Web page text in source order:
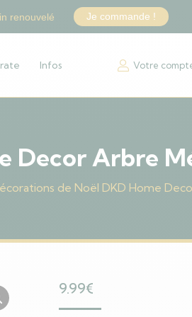
Infos Votre
Decor Arbre
de Noël DKD Home
9.99€
renouvelé Je commande !